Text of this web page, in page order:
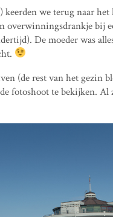
we terug naar
overwinningsdrankje bij
De moeder was
(de rest van het gezin
fotoshoot te bekijken.